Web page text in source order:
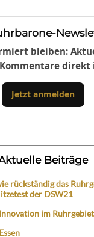
bleiben:
direkt
Jetzt anmelden
Beiträge
rückständig das
der DSW21
im Ruhrgebiet